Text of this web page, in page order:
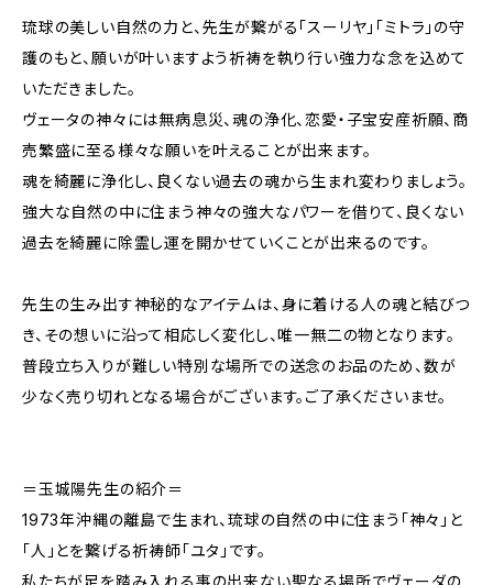
琉球の美しい自然の力と、先生が繋がる「スーリヤ」「ミトラ」の守
護のもと、願いが叶いますよう祈祷を執り行い強力な念を込めて
いただきました。
ヴェータの神々には無病息災、魂の浄化、恋愛・子宝安産祈願、商
売繁盛に至る様々な願いを叶えることが出来ます。
魂を綺麗に浄化し、良くない過去の魂から生まれ変わりましょう。
強大な自然の中に住まう神々の強大なパワーを借りて、良くない
過去を綺麗に除霊し運を開かせていくことが出来るのです。
先生の生み出す神秘的なアイテムは、身に着ける人の魂と結びつ
き、その想いに沿って相応しく変化し、唯一無二の物となります。
普段立ち入りが難しい特別な場所での送念のお品のため、数が
少なく売り切れとなる場合がございます。ご了承くださいませ。
＝玉城陽先生の紹介＝
1973年沖縄の離島で生まれ、琉球の自然の中に住まう「神々」と
「人」とを繋げる祈祷師「ユタ」です。
私たちが足を踏み入れる事の出来ない聖なる場所でヴェーダの